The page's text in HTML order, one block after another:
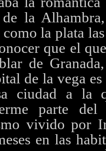
la
la plata
que el
de
de la vega
ciudad a la
parte
vivido por
en las